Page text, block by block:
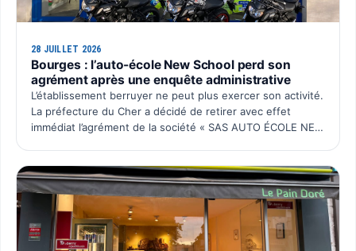
28 JUILLET 2026
Bourges : l’auto-école New School perd son
agrément après une enquête administrative
L’établissement berruyer ne peut plus exercer son activité.
La préfecture du Cher a décidé de retirer avec effet
immédiat l’agrément de la société « SAS AUTO ÉCOLE NEW